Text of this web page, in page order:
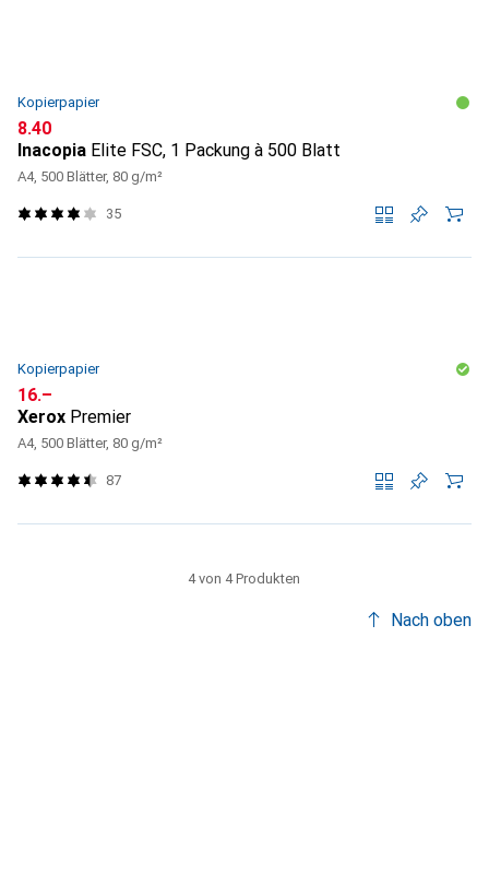
Kopierpapier
CHF
8.40
Inacopia Elite FSC, 1 Packung à 500 Blatt
A4, 500 Blätter, 80 g/m²
35
Kopierpapier
CHF
16.–
Xerox Premier
A4, 500 Blätter, 80 g/m²
87
4 von 4 Produkten
Nach oben